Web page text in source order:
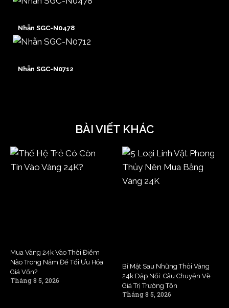
Nhẫn SGC-N0478
Nhẫn SGC-N0712
BÀI VIẾT KHÁC
Mua Vàng 24k Vào Thời Điểm
Nào Trong Năm Để Tối Ưu Hóa
Giá Vốn?
Tháng 8 5, 2026
Bí Mật Sau Những Thỏi Vàng
24k Dập Nổi: Câu Chuyện Về
Giá Trị Trường Tồn
Tháng 8 5, 2026